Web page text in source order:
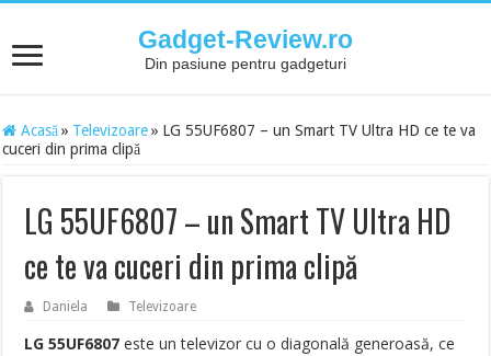
Gadget-Review.ro
Din pasiune pentru gadgeturi
Acasă » Televizoare » LG 55UF6807 – un Smart TV Ultra HD ce te va
cuceri din prima clipă
LG 55UF6807 – un Smart TV Ultra HD
ce te va cuceri din prima clipă
Daniela Televizoare
LG 55UF6807este un televizor cu o diagonală generoasă, ce